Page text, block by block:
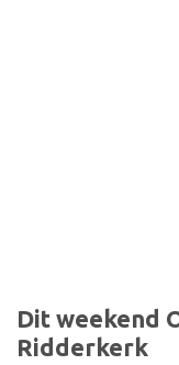
Dit weekend
Ridderkerk